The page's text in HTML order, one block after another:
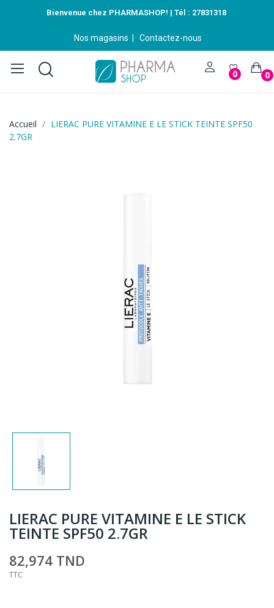
Bienvenue chez PHARMASHOP! | Tél : 27831318
Nos magasins Contactez-nous
0 0
Accueil
LIERAC PURE VITAMINE E LE STICK TEINTE SPF50
2.7GR
LIERAC PURE VITAMINE E LE STICK
TEINTE SPF50 2.7GR
82,974 TND
TTC